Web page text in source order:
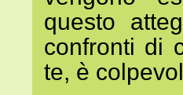
questo
confronti di
te, è